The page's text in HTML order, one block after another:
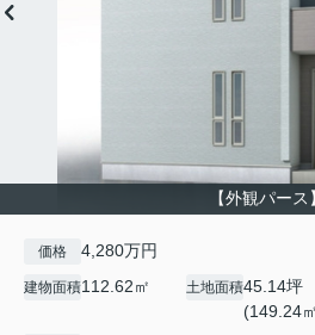
【外観パース】
価格 4,280万円
建物面積112.62㎡ 土地面積45.14坪
(149.24